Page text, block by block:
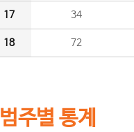
17 34
18 72
범주별 통계